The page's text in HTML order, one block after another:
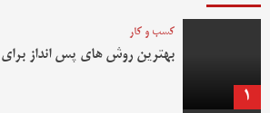
1
کسب و کار
بهترین روش‌ های پس‌ انداز